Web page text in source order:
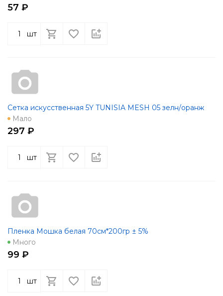
57 ₽
шт
Сетка искусственная 5Y TUNISIA MESH 05 зелн/оранж
Мало
297 ₽
шт
Пленка Мошка белая 70см*200гр ± 5%
Много
99 ₽
шт